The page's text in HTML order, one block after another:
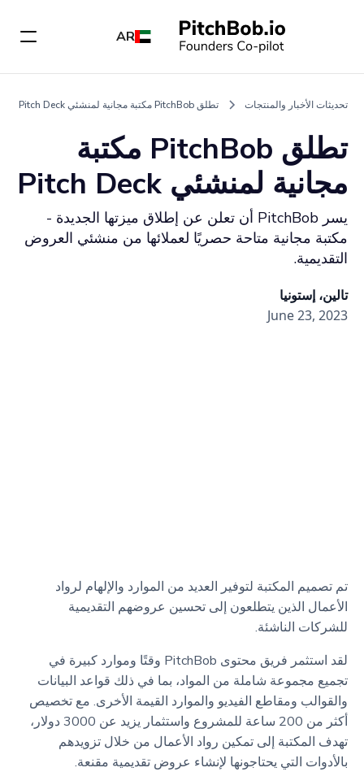
AR
تحديثات الأخبار والمنتجات تطلق PitchBob مكتبة مجانية لمنشئي Pitch Deck
تطلق PitchBob مكتبة
مجانية لمنشئي Pitch Deck
يسر PitchBob أن تعلن عن إطلاق ميزتها الجديدة -
مكتبة مجانية متاحة حصريًا لعملائها من منشئي العروض
التقديمية.
تالين، إستونيا
June 23, 2023
تم تصميم المكتبة لتوفير العديد من الموارد والإلهام لرواد
الأعمال الذين يتطلعون إلى تحسين عروضهم التقديمية
للشركات الناشئة.
لقد استثمر فريق محتوى PitchBob وقتًا وموارد كبيرة في
تجميع مجموعة شاملة من المواد، بما في ذلك قواعد البيانات
والقوالب ومقاطع الفيديو والموارد القيمة الأخرى. مع تخصيص
أكثر من 200 ساعة للمشروع واستثمار يزيد عن 3000 دولار،
تهدف المكتبة إلى تمكين رواد الأعمال من خلال تزويدهم
بالأدوات التي يحتاجونها لإنشاء عروض تقديمية مقنعة.